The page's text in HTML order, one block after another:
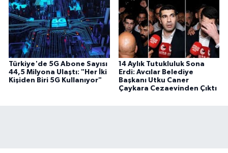
Türkiye'de 5G Abone Sayısı
44,5 Milyona Ulaştı: "Her İki
Kişiden Biri 5G Kullanıyor"
14 Aylık Tutukluluk Sona
Erdi: Avcılar Belediye
Başkanı Utku Caner
Çaykara Cezaevinden Çıktı